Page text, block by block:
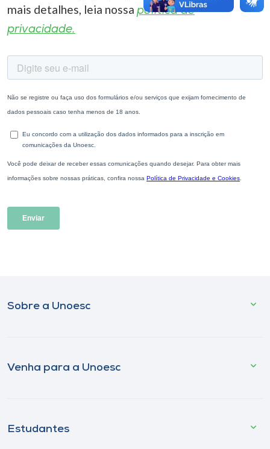
mais detalhes, leia nossa política de
privacidade.
Sobre a Unoesc
Venha para a Unoesc
Estudantes